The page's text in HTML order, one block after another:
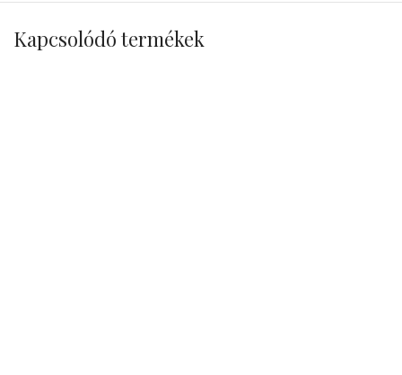
Kapcsolódó termékek